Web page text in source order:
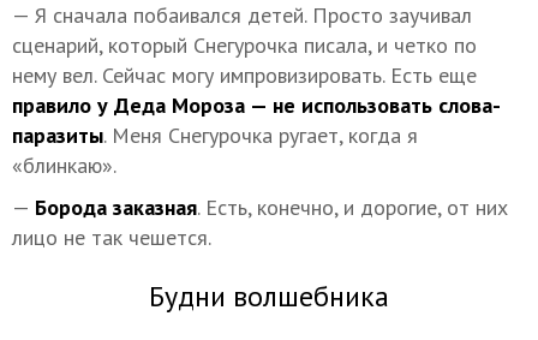
— Я сначала побаивался детей. Просто заучивал
сценарий, который Снегурочка писала, и четко по
нему вел. Сейчас могу импровизировать. Есть еще
правило у Деда Мороза — не использовать слова-
паразиты. Меня Снегурочка ругает, когда я
«блинкаю».
— Борода заказная. Есть, конечно, и дорогие, от них
лицо не так чешется.
Будни волшебника